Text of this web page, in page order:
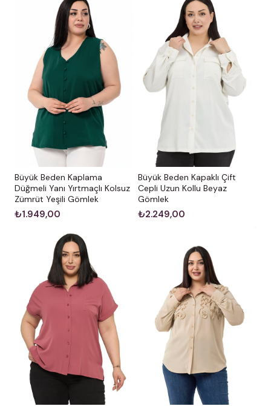
Büyük Beden Kaplama
Düğmeli Yanı Yırtmaçlı Kolsuz
Zümrüt Yeşili Gömlek
₺1.949,00
Büyük Beden Kapaklı Çift
Cepli Uzun Kollu Beyaz
Gömlek
₺2.249,00